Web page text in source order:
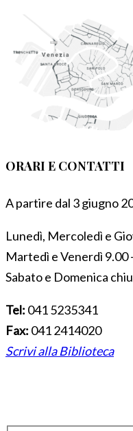
ORARI E CONTATTI
A partire dal 3 giugno
Lunedì, Mercoledì e
Martedì e Venerdì 9.00
Sabato e Domenica
Tel: 041 5235341
Fax: 041 2414020
Scrivi alla Biblioteca